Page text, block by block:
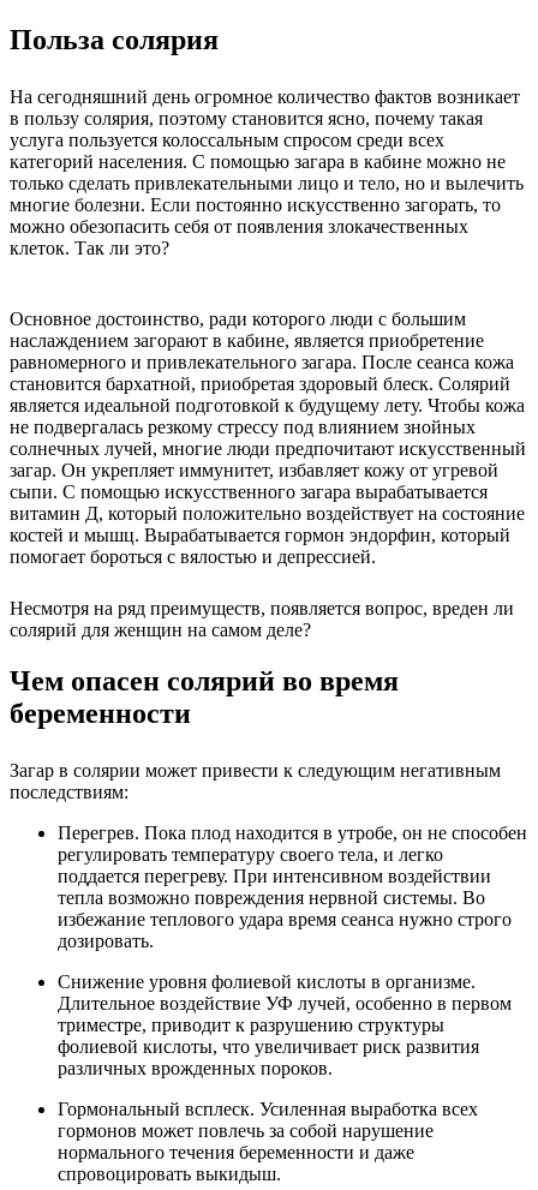
Польза солярия
На сегодняшний день огромное количество фактов возникает
в пользу солярия, поэтому становится ясно, почему такая
услуга пользуется колоссальным спросом среди всех
категорий населения. С помощью загара в кабине можно не
только сделать привлекательными лицо и тело, но и вылечить
многие болезни. Если постоянно искусственно загорать, то
можно обезопасить себя от появления злокачественных
клеток. Так ли это?
Основное достоинство, ради которого люди с большим
наслаждением загорают в кабине, является приобретение
равномерного и привлекательного загара. После сеанса кожа
становится бархатной, приобретая здоровый блеск. Солярий
является идеальной подготовкой к будущему лету. Чтобы кожа
не подвергалась резкому стрессу под влиянием знойных
солнечных лучей, многие люди предпочитают искусственный
загар. Он укрепляет иммунитет, избавляет кожу от угревой
сыпи. С помощью искусственного загара вырабатывается
витамин Д, который положительно воздействует на состояние
костей и мышц. Вырабатывается гормон эндорфин, который
помогает бороться с вялостью и депрессией.
Несмотря на ряд преимуществ, появляется вопрос, вреден ли
солярий для женщин на самом деле?
Чем опасен солярий во время
беременности
Загар в солярии может привести к следующим негативным
последствиям:
Перегрев. Пока плод находится в утробе, он не способен
регулировать температуру своего тела, и легко
поддается перегреву. При интенсивном воздействии
тепла возможно повреждения нервной системы. Во
избежание теплового удара время сеанса нужно строго
дозировать.
Снижение уровня фолиевой кислоты в организме.
Длительное воздействие УФ лучей, особенно в первом
триместре, приводит к разрушению структуры
фолиевой кислоты, что увеличивает риск развития
различных врожденных пороков.
Гормональный всплеск. Усиленная выработка всех
гормонов может повлечь за собой нарушение
нормального течения беременности и даже
спровоцировать выкидыш.